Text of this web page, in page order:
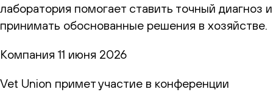
лаборатория помогает ставить точный диагноз и
принимать обоснованные решения в хозяйстве.
Компания 11 июня 2026
Vet Union примет участие в конференции